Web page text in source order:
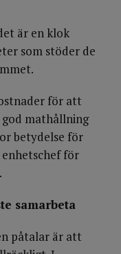
är en klok
som stöder de
för att
god mathållning
betydelse för
enhetschef för
samarbeta
påtalar är att